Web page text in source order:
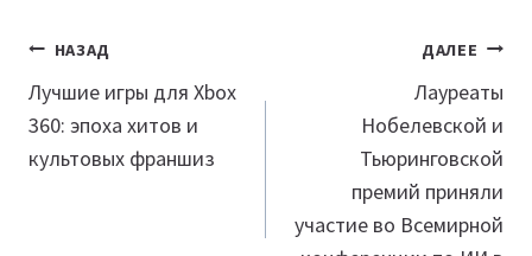
Навигация
по
записям
НАЗАД
Лучшие игры для Xbox
360: эпоха хитов и
культовых франшиз
ДАЛЕЕ
Лауреаты
Нобелевской и
Тьюринговской
премий приняли
участие во Всемирной